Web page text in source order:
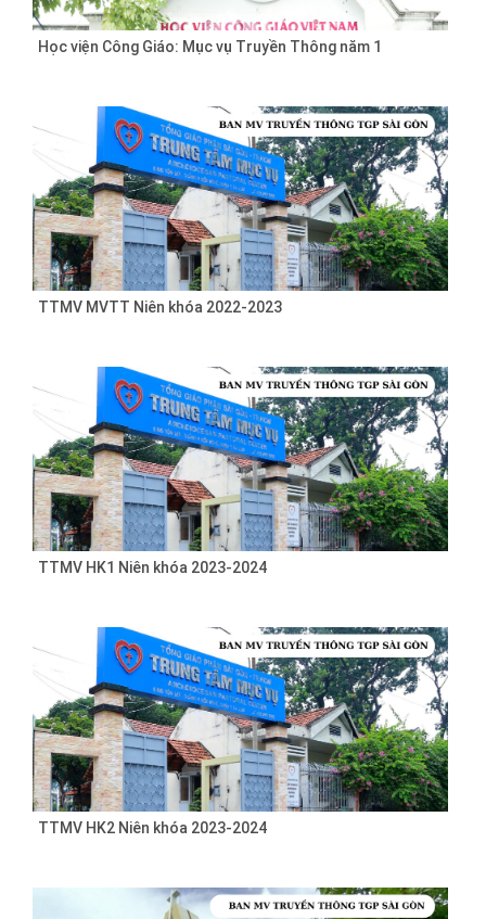
Học viện Công Giáo: Mục vụ Truyền Thông năm 1
TTMV MVTT Niên khóa 2022-2023
TTMV HK1 Niên khóa 2023-2024
TTMV HK2 Niên khóa 2023-2024